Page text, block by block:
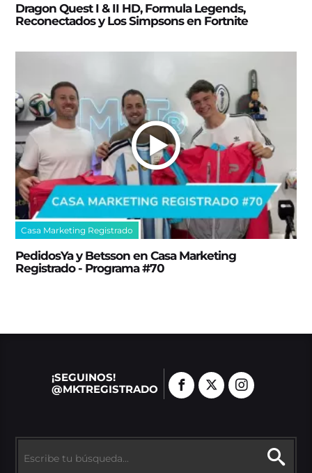
Dragon Quest I & II HD, Formula Legends,
Reconectados y Los Simpsons en Fortnite
Casa Marketing Registrado
PedidosYa y Betsson en Casa Marketing
Registrado - Programa #70
¡SEGUINOS!
@MKTREGISTRADO